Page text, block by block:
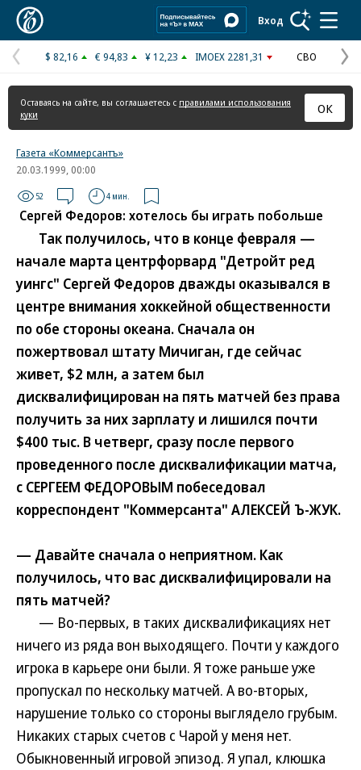
Вход
Предыдущая
страница
$ 82,16 € 94,83 ¥ 12,23 IMOEX 2281,31 СВО
Оставаясь на сайте, вы соглашаетесь с правилами использования
куки
ОК
Газета «Коммерсантъ»
20.03.1999, 00:00
52 4 мин.
Сергей Федоров: хотелось бы играть побольше
Так получилось, что в конце февраля —
начале марта центрфорвард "Детройт ред
уингс" Сергей Федоров дважды оказывался в
центре внимания хоккейной общественности
по обе стороны океана. Сначала он
пожертвовал штату Мичиган, где сейчас
живет, $2 млн, а затем был
дисквалифицирован на пять матчей без права
получить за них зарплату и лишился почти
$400 тыс. В четверг, сразу после первого
проведенного после дисквалификации матча,
с СЕРГЕЕМ ФЕДОРОВЫМ побеседовал
корреспондент "Коммерсанта" АЛЕКСЕЙ Ъ-ЖУК.
— Давайте сначала о неприятном. Как
получилось, что вас дисквалифицировали на
пять матчей?
— Во-первых, в таких дисквалификациях нет
ничего из ряда вон выходящего. Почти у каждого
игрока в карьере они были. Я тоже раньше уже
пропускал по нескольку матчей. А во-вторых,
нарушение только со стороны выглядело грубым.
Никаких старых счетов с Чарой у меня нет.
Обыкновенный игровой эпизод. Я упал, клюшка